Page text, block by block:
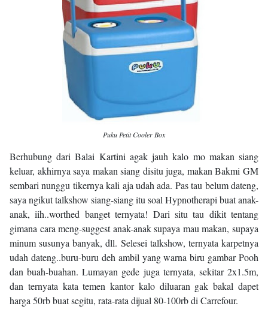
Puku Petit Cooler Box
Berhubung dari Balai Kartini agak jauh kalo mo makan siang
keluar, akhirnya saya makan siang disitu juga, makan Bakmi GM
sembari nunggu tikernya kali aja udah ada. Pas tau belum dateng,
saya ngikut talkshow siang-siang itu soal Hypnotherapi buat anak-
anak, iih..worthed banget ternyata! Dari situ tau dikit tentang
gimana cara meng-suggest anak-anak supaya mau makan, supaya
minum susunya banyak, dll. Selesei talkshow, ternyata karpetnya
udah dateng..buru-buru deh ambil yang warna biru gambar Pooh
dan buah-buahan. Lumayan gede juga ternyata, sekitar 2x1.5m,
dan ternyata kata temen kantor kalo diluaran gak bakal dapet
harga 50rb buat segitu, rata-rata dijual 80-100rb di Carrefour.